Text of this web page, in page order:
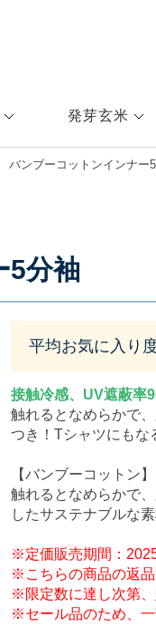
発芽玄米
バンブーコットンインナー
5分袖
平均お気に入り
接触冷感、UV遮蔽率
触れるとなめらかで
つき！Tシャツにもな
【バンブーコットン】
触れるとなめらかで
したサステナブルな
※定価販売期間：
※こちらの商品の返品
※限定数に達し次第、
※セール品のため、一